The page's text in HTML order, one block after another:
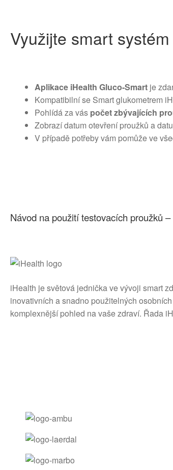
Využijte smart
Aplikace iHealth Gluco-Smart je
Kompatibilní se Smartglukometrem
Pohlídá za vás počet zbývajících
Zobrazí datum otevření proužků a
V případě potřeby vám pomůže ve
Návod na použití testovacích proužků –
iHealth je světová jednička ve vývoji smart
inovativních a snadno použitelných
komplexnější pohled na vaše zdraví. Řada